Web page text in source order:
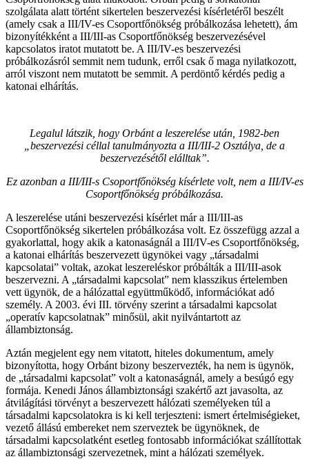
szolgálata alatt történt sikertelen beszervezési kísérletéről beszélt
(amely csak a III/IV-es Csoportfőnökség próbálkozása lehetett), ám
bizonyítékként a III/III-as Csoportfőnökség beszervezésével
kapcsolatos iratot mutatott be. A III/IV-es beszervezési
próbálkozásról semmit nem tudunk, erről csak ő maga nyilatkozott,
arról viszont nem mutatott be semmit. A perdöntő kérdés pedig a
katonai elhárítás.
Legalul látszik, hogy Orbánt a leszerelése után, 1982-ben
„beszervezési céllal tanulmányozta a III/III-2 Osztálya, de a
beszervezésétől elálltak”.
Ez azonban a III/III-s Csoportfőnökség kísérlete volt, nem a III/IV-es
Csoportfőnökség próbálkozása.
A leszerelése utáni beszervezési kísérlet már a III/III-as
Csoportfőnökség sikertelen próbálkozása volt. Ez összefügg azzal a
gyakorlattal, hogy akik a katonaságnál a III/IV-es Csoportfőnökség,
a katonai elhárítás beszervezett ügynökei vagy „társadalmi
kapcsolatai” voltak, azokat leszereléskor próbálták a III/III-asok
beszervezni. A „társadalmi kapcsolat” nem klasszikus értelemben
vett ügynök, de a hálózattal együttműködő, információkat adó
személy. A 2003. évi III. törvény szerint a társadalmi kapcsolat
„operatív kapcsolatnak” minősül, akit nyilvántartott az
állambiztonság.
Aztán megjelent egy nem vitatott, hiteles dokumentum, amely
bizonyította, hogy Orbánt bizony beszervezték, ha nem is ügynök,
de „társadalmi kapcsolat” volt a katonaságnál, amely a besúgó egy
formája. Kenedi János állambiztonsági szakértő azt javasolta, az
átvilágítási törvényt a beszervezett hálózati személyeken túl a
társadalmi kapcsolatokra is ki kell terjeszteni: ismert értelmiségieket,
vezető állású embereket nem szerveztek be ügynöknek, de
társadalmi kapcsolatként esetleg fontosabb információkat szállítottak
az állambiztonsági szervezetnek, mint a hálózati személyek.